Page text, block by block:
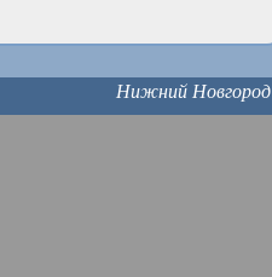
Нижний Новгород